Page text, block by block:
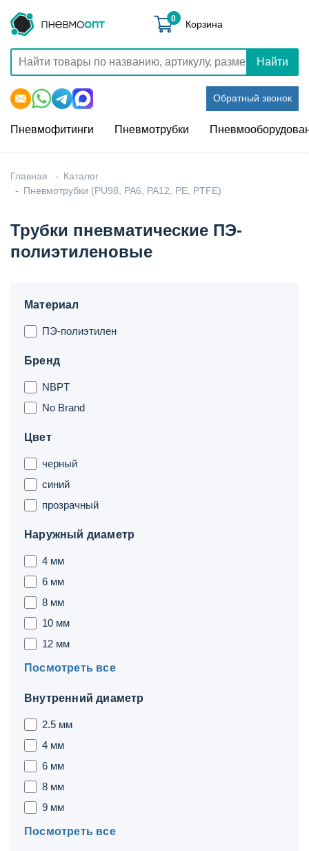
Найти
Обратный звонок
0 Корзина
Пневмофитинги Пневмотрубки
Главная
Каталог
Пневмотрубки (PU98, PA6, PA12, PE, PTFE)
Трубки пневматические ПЭ-
полиэтиленовые
Материал
ПЭ-полиэтилен
Бренд
NBPT
No Brand
Цвет
черный
синий
прозрачный
Наружный диаметр
4 мм
6 мм
8 мм
10 мм
12 мм
Посмотреть все
Внутренний диаметр
2.5 мм
4 мм
6 мм
8 мм
9 мм
Посмотреть все